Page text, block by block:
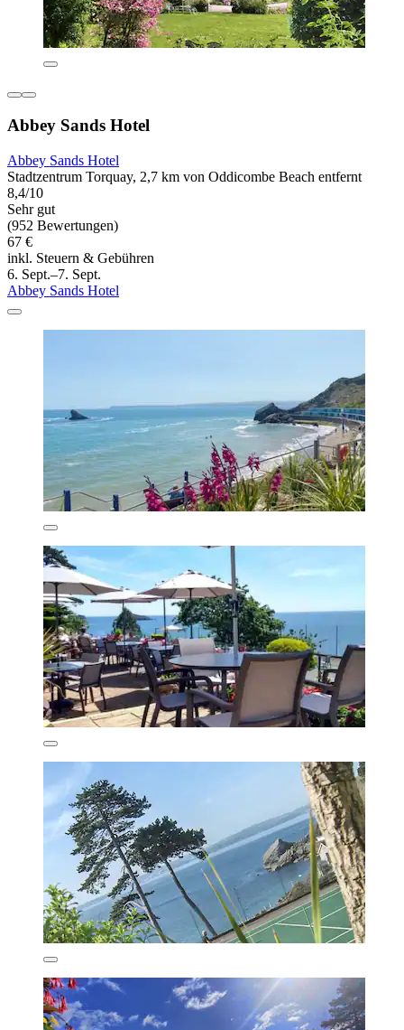
Abbey Sands Hotel
Abbey Sands Hotel
Stadtzentrum Torquay, 2,7 km von Oddicombe Beach entfernt
8,4/10
Sehr gut
(952 Bewertungen)
67 €
inkl. Steuern & Gebühren
6. Sept.–7. Sept.
Abbey Sands Hotel